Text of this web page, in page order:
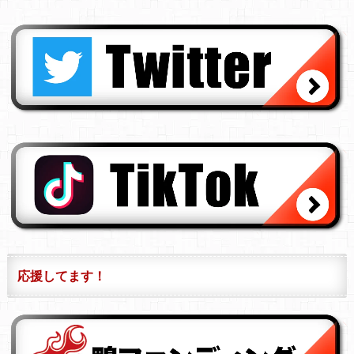
応援してます！